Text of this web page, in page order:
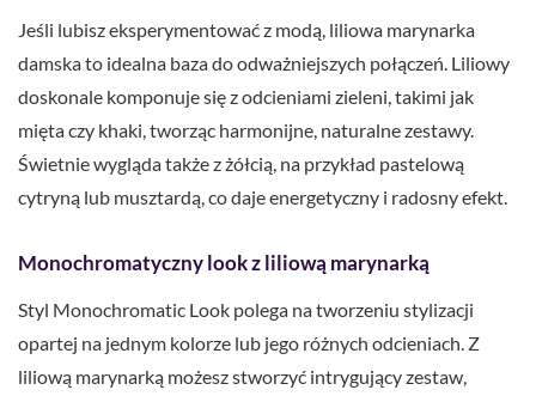
Jeśli lubisz eksperymentować z modą, liliowa marynarka
damska to idealna baza do odważniejszych połączeń. Liliowy
doskonale komponuje się z odcieniami zieleni, takimi jak
mięta czy khaki, tworząc harmonijne, naturalne zestawy.
Świetnie wygląda także z żółcią, na przykład pastelową
cytryną lub musztardą, co daje energetyczny i radosny efekt.
Monochromatyczny look z liliową marynarką
Styl Monochromatic Look polega na tworzeniu stylizacji
opartej na jednym kolorze lub jego różnych odcieniach. Z
liliową marynarką możesz stworzyć intrygujący zestaw,